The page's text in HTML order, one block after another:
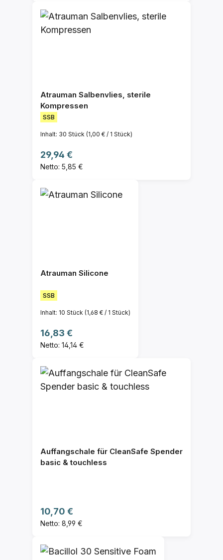
Atrauman Salbenvlies, sterile
Kompressen
SSB
Inhalt: 30 Stück (1,00 € / 1 Stück)
Regulärer Preis:
29,94 €
Netto: 5,85 €
Atrauman Silicone
SSB
Inhalt: 10 Stück (1,68 € / 1 Stück)
Regulärer Preis:
16,83 €
Netto: 14,14 €
Auffangschale für CleanSafe Spender
basic & touchless
Regulärer Preis:
10,70 €
Netto: 8,99 €